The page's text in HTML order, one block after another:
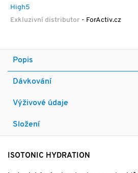
High5
Exkluzivní distributor - ForActiv.cz
Popis
Dávkování
Výživové údaje
Složení
ISOTONIC HYDRATION